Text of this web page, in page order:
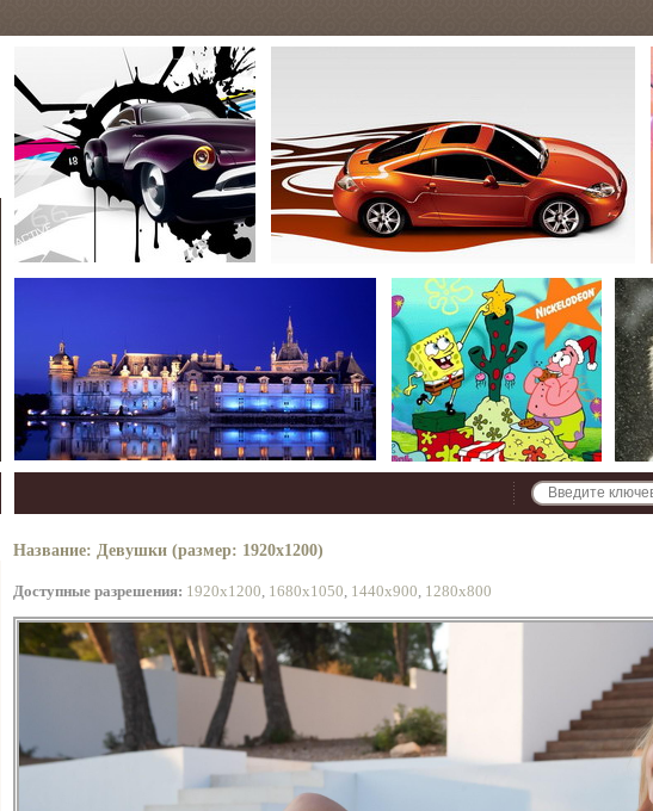
Название: Девушки (размер: 1920x1200)
Доступные разрешения: 1920x1200, 1680x1050, 1440x900, 1280x800